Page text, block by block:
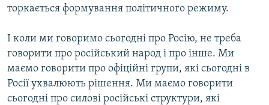
торкається формування політичного режиму.
І коли ми говоримо сьогодні про Росію, не треба
говорити про російський народ і про інше. Ми
маємо говорити про офіційні групи, які сьогодні в
Росії ухвалюють рішення. Ми маємо говорити
сьогодні про силові російські структури, які